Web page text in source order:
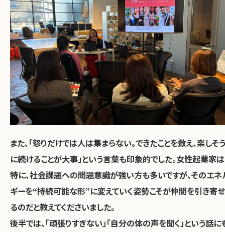
また、「怒りだけでは人は集まらない。できたことを数え、楽しそう
に続けることが大事」という言葉も印象的でした。女性起業家は
特に、社会課題への問題意識が強い方も多いですが、そのエネ
ギーを“持続可能な形”に変えていく姿勢こそが仲間を引き寄せ
るのだと教えてくださいました。
後半では、「頑張りすぎない」「自分の体の声を聞く」という話に